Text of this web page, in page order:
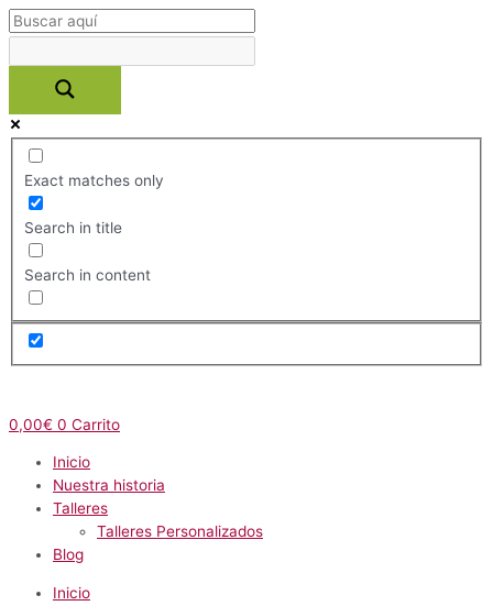
Ir
al
contenido
Exact matches only
Search in title
Search in content
0,00€ 0 Carrito
Inicio
Nuestra historia
Talleres
Talleres Personalizados
Blog
Inicio